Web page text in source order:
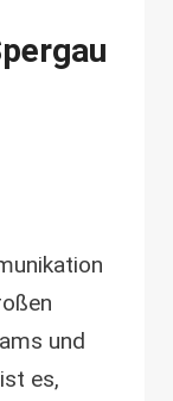
und
es,